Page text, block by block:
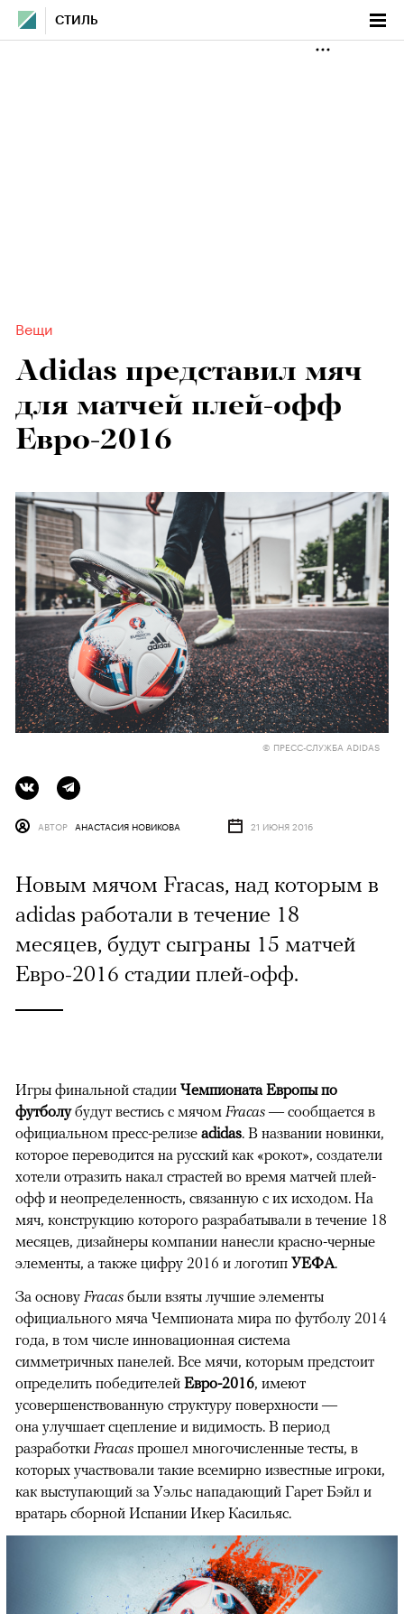
СТИЛЬ
Вещи
Adidas представил мяч
для матчей плей-офф
Евро-2016
© ПРЕСС-СЛУЖБА ADIDAS
АВТОР АНАСТАСИЯ НОВИКОВА 21 ИЮНЯ 2016
Новым мячом Fracas, над которым в
adidas работали в течение 18
месяцев, будут сыграны 15 матчей
Евро-2016 стадии плей-офф.
Игры финальной стадии Чемпионата Европы по
футболубудут вестись с мячом Fracas — сообщается в
официальном пресс-релизе adidas. В названии новинки,
которое переводится на русский как «рокот», создатели
хотели отразить накал страстей во время матчей плей-
офф и неопределенность, связанную с их исходом. На
мяч, конструкцию которого разрабатывали в течение 18
месяцев, дизайнеры компании нанесли красно-черные
элементы, а также цифру 2016 и логотип УЕФА.
За основу Fracas были взяты лучшие элементы
официального мяча Чемпионата мира по футболу 2014
года, в том числе инновационная система
симметричных панелей. Все мячи, которым предстоит
определить победителей Евро-2016, имеют
усовершенствованную структуру поверхности —
она улучшает сцепление и видимость. В период
разработки Fracas прошел многочисленные тесты, в
которых участвовали такие всемирно известные игроки,
как выступающий за Уэльс нападающий Гарет Бэйл и
вратарь сборной Испании Икер Касильяс.